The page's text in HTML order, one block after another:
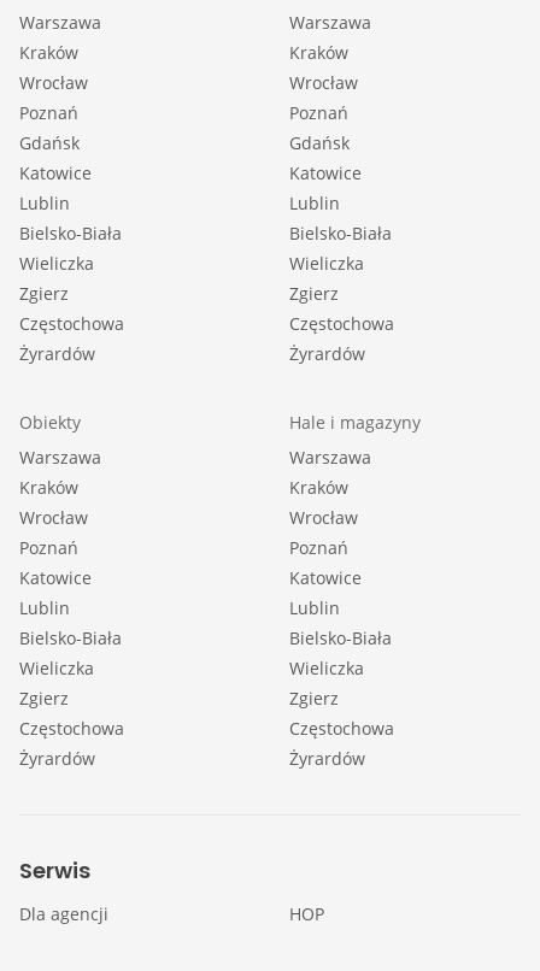
Warszawa
Kraków
Wrocław
Poznań
Gdańsk
Katowice
Lublin
Bielsko-Biała
Wieliczka
Zgierz
Częstochowa
Żyrardów
Warszawa
Kraków
Wrocław
Poznań
Gdańsk
Katowice
Lublin
Bielsko-Biała
Wieliczka
Zgierz
Częstochowa
Żyrardów
Obiekty
Warszawa
Kraków
Wrocław
Poznań
Katowice
Lublin
Bielsko-Biała
Wieliczka
Zgierz
Częstochowa
Żyrardów
Hale i magazyny
Warszawa
Kraków
Wrocław
Poznań
Katowice
Lublin
Bielsko-Biała
Wieliczka
Zgierz
Częstochowa
Żyrardów
Serwis
Dla agencji HOP